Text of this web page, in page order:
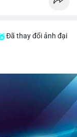
Đã thay đổi ảnh đại